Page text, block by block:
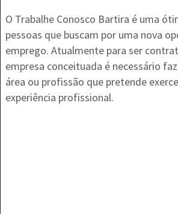
O Trabalhe Conosco Bartira é uma
pessoas que buscam por uma nova
emprego. Atualmente para ser
empresa conceituada é necessário
área ou profissão que pretende
experiência profissional.